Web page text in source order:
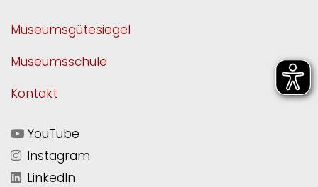
Museumsgütesiegel
Museumsschule
Kontakt
YouTube
Instagram
LinkedIn